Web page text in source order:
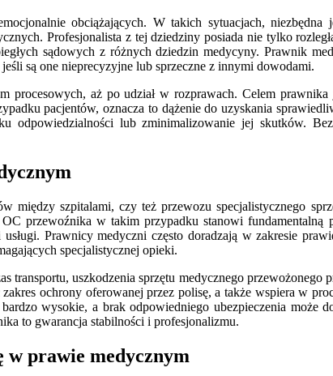
obciążających. W takich sytuacjach, niezbędna
Profesjonalista z tej dziedziny posiada nie tylko
sądowych z różnych dziedzin medycyny. Prawnik
są one nieprecyzyjne lub sprzeczne z innymi dowodami.
procesowych, aż po udział w rozprawach. Celem
pacjentów, oznacza to dążenie do uzyskania
lub zminimalizowanie jej skutków. Bez
szpitalami, czy też przewozu specjalistycznego
przewoźnika w takim przypadku stanowi
Prawnicy medyczni często doradzają w zakresie
specjalistycznej opieki.
uszkodzenia sprzętu medycznego przewożonego
ochrony oferowanej przez polisę, a także wspiera w
wysokie, a brak odpowiedniego ubezpieczenia może
to gwarancja stabilności i profesjonalizmu.
w prawie medycznym